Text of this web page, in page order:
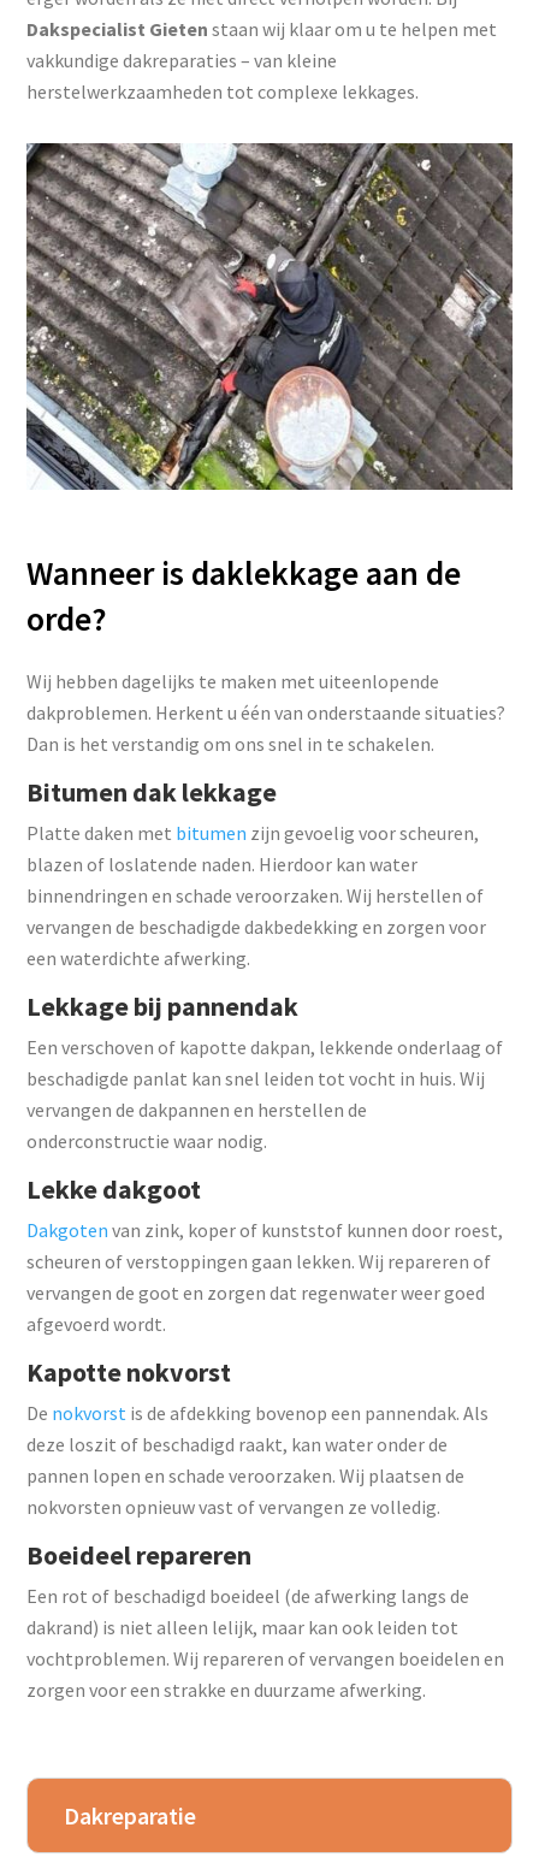
Dakspecialist Gieten staan wij klaar om u te helpen met
vakkundige dakreparaties – van kleine
herstelwerkzaamheden tot complexe lekkages.
Wanneer is daklekkage aan de
orde?
Wij hebben dagelijks te maken met uiteenlopende
dakproblemen. Herkent u één van onderstaande situaties?
Dan is het verstandig om ons snel in te schakelen.
Bitumen dak lekkage
Platte daken met bitumen zijn gevoelig voor scheuren,
blazen of loslatende naden. Hierdoor kan water
binnendringen en schade veroorzaken. Wij herstellen of
vervangen de beschadigde dakbedekking en zorgen voor
een waterdichte afwerking.
Lekkage bij pannendak
Een verschoven of kapotte dakpan, lekkende onderlaag of
beschadigde panlat kan snel leiden tot vocht in huis. Wij
vervangen de dakpannen en herstellen de
onderconstructie waar nodig.
Lekke dakgoot
Dakgoten van zink, koper of kunststof kunnen door roest,
scheuren of verstoppingen gaan lekken. Wij repareren of
vervangen de goot en zorgen dat regenwater weer goed
afgevoerd wordt.
Kapotte nokvorst
De nokvorst is de afdekking bovenop een pannendak. Als
deze loszit of beschadigd raakt, kan water onder de
pannen lopen en schade veroorzaken. Wij plaatsen de
nokvorsten opnieuw vast of vervangen ze volledig.
Boeideel repareren
Een rot of beschadigd boeideel (de afwerking langs de
dakrand) is niet alleen lelijk, maar kan ook leiden tot
vochtproblemen. Wij repareren of vervangen boeidelen en
zorgen voor een strakke en duurzame afwerking.
Dakreparatie